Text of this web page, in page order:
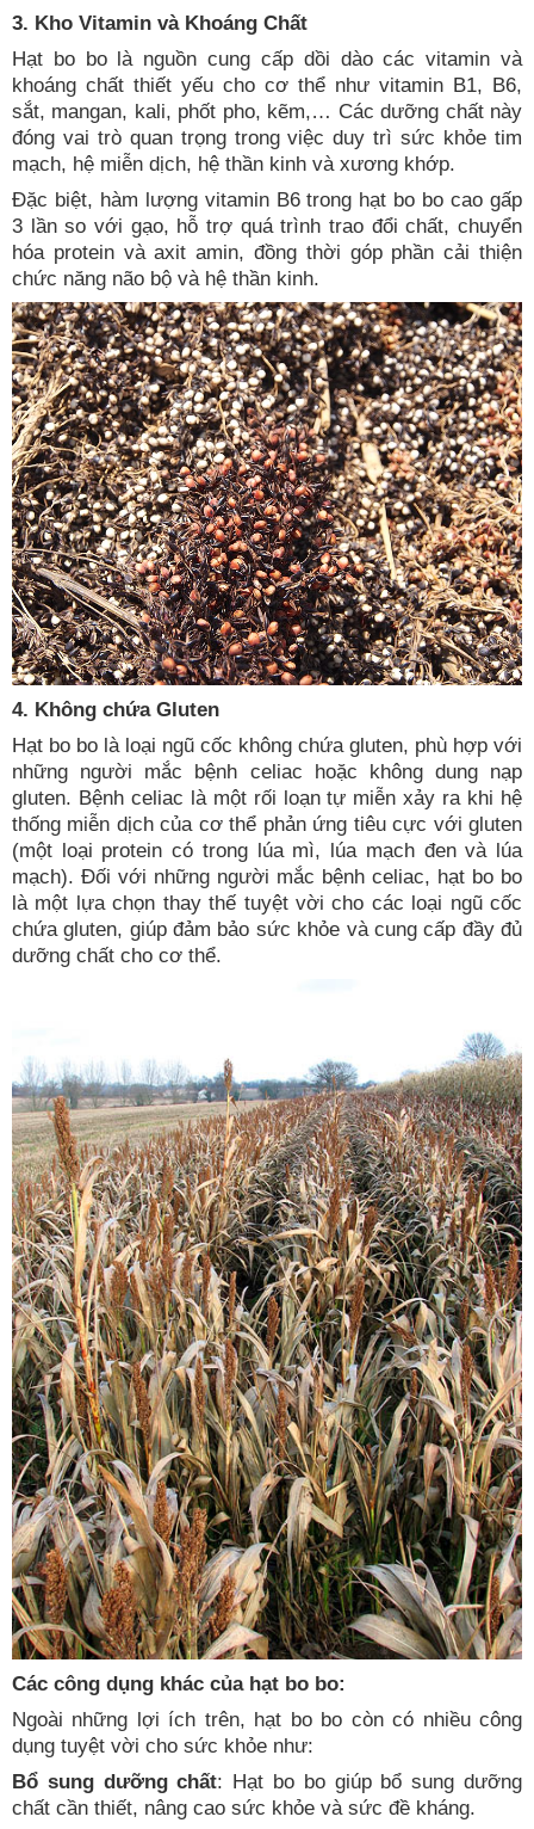
3. Kho Vitamin và Khoáng Chất
Hạt bo bo là nguồn cung cấp dồi dào các vitamin và
khoáng chất thiết yếu cho cơ thể như vitamin B1, B6,
sắt, mangan, kali, phốt pho, kẽm,… Các dưỡng chất này
đóng vai trò quan trọng trong việc duy trì sức khỏe tim
mạch, hệ miễn dịch, hệ thần kinh và xương khớp.
Đặc biệt, hàm lượng vitamin B6 trong hạt bo bo cao gấp
3 lần so với gạo, hỗ trợ quá trình trao đổi chất, chuyển
hóa protein và axit amin, đồng thời góp phần cải thiện
chức năng não bộ và hệ thần kinh.
4. Không chứa Gluten
Hạt bo bo là loại ngũ cốc không chứa gluten, phù hợp với
những người mắc bệnh celiac hoặc không dung nạp
gluten. Bệnh celiac là một rối loạn tự miễn xảy ra khi hệ
thống miễn dịch của cơ thể phản ứng tiêu cực với gluten
(một loại protein có trong lúa mì, lúa mạch đen và lúa
mạch). Đối với những người mắc bệnh celiac, hạt bo bo
là một lựa chọn thay thế tuyệt vời cho các loại ngũ cốc
chứa gluten, giúp đảm bảo sức khỏe và cung cấp đầy đủ
dưỡng chất cho cơ thể.
Các công dụng khác của hạt bo bo:
Ngoài những lợi ích trên, hạt bo bo còn có nhiều công
dụng tuyệt vời cho sức khỏe như:
Bổ sung dưỡng chất: Hạt bo bo giúp bổ sung dưỡng
chất cần thiết, nâng cao sức khỏe và sức đề kháng.